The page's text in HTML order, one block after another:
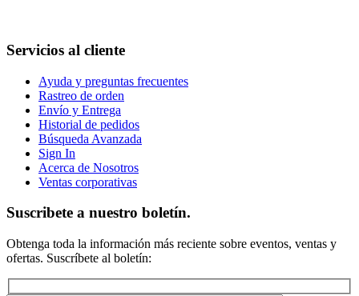
Servicios al cliente
Ayuda y preguntas frecuentes
Rastreo de orden
Envío y Entrega
Historial de pedidos
Búsqueda Avanzada
Sign In
Acerca de Nosotros
Ventas corporativas
Suscribete a nuestro boletín.
Obtenga toda la información más reciente sobre eventos, ventas y
ofertas. Suscríbete al boletín: